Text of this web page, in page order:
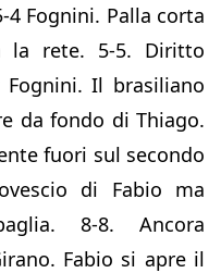
Fognini. Palla corta
la rete. 5-5. Diritto
Il brasiliano
da fondo di Thiago.
fuori sul secondo
di Fabio ma
8-8. Ancora
Fabio si apre il